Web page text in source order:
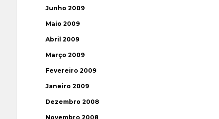
Junho 2009
Maio 2009
Abril 2009
Março 2009
Fevereiro 2009
Janeiro 2009
Dezembro 2008
Novembro 2008